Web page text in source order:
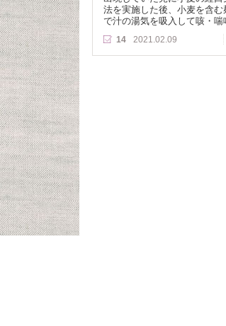
法を実施した後、小麦を含む
で汁の湯気を吸入して咳・
14 2021.02.09